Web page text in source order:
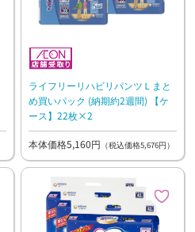
ライフリーリハビリパンツＬまと
め買いパック (納期約2週間) 【ケ
ース】22枚×2
本体価格5,160円 （税込価格5,676円）